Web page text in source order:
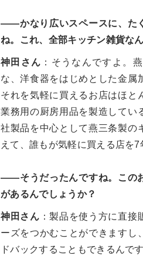
――かなり広いスペースに、た
ね。これ、全部キッチン雑貨な
神田さん ：そうなんですよ。
な、洋食器をはじめとした金属
それを気軽に買えるお店はほと
業務用の厨房用品を製造してい
社製品を中心として燕三条製の
えて、誰もが気軽に買える店を7
――そうだったんですね。この
があるんでしょうか？
神田さん ：製品を使う方に直
ーズをつかむことができますし
ドバックすることもできるんです